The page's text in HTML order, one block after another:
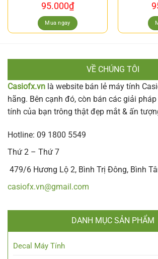
95.000₫
Mua ngay
VỀ CHÚNG TÔI
Casiofx.vn là website bán lẻ máy tính
hãng. Bên cạnh đó, còn bán các giải
tính của bạn trông thật đẹp mắt & ấn
Hotline: 09 1800 5549
Thứ 2 – Thứ 7
479/6 Hương Lộ 2, Bình Trị Đông, Bình
casiofx.vn@gmail.com
DANH MỤC SẢN PHẨM
Decal Máy Tính